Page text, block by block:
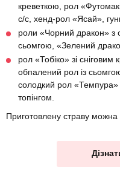
креветкою, рол
с/с, хенд-рол «Ясай»,
роли «Чорний дракон» з
сьомгою, «Зелений
рол «Тобіко» зі сніговим
обпалений рол із
солодкий рол
топінгом.
Приготовлену страву можна